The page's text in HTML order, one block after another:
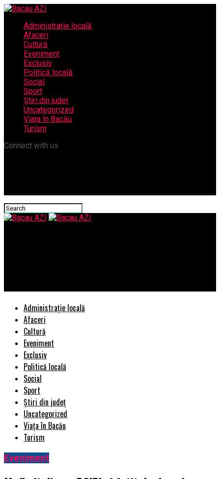
Administrație locală
Afaceri
Cultură
Eveniment
Exclusiv
Politică locală
Social
Sport
Știri din județ
Uncategorized
Viața în Bacău
Turism
Connect with us
Administrație locală
Afaceri
Cultură
Eveniment
Exclusiv
Politică locală
Social
Sport
Știri din județ
Uncategorized
Viața în Bacău
Turism
Eveniment